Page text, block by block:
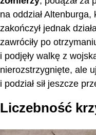
na oddział Altenburga,
zakończył jednak
zawróciły po
i podjęły walkę z
nierozstrzygnięte, ale
i podział sił jeszcze
Liczebność